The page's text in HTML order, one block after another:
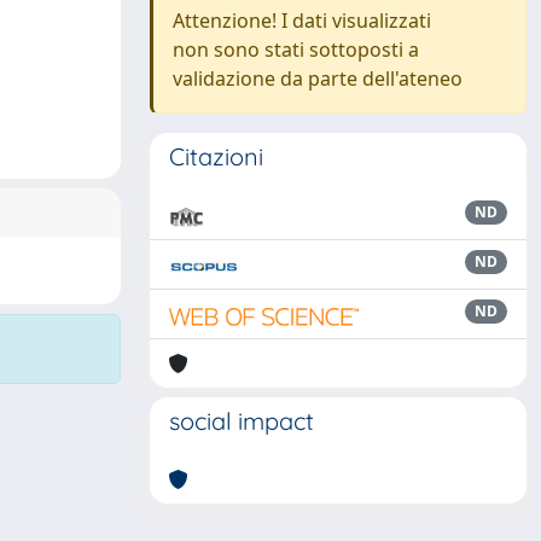
Attenzione! I dati visualizzati
non sono stati sottoposti a
validazione da parte dell'ateneo
Citazioni
ND
ND
ND
social impact